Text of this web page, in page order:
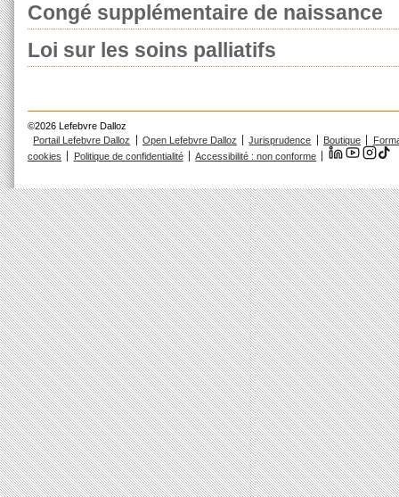
Congé supplémentaire de naissance
Loi sur les soins palliatifs
©2026 Lefebvre Dalloz
Portail Lefebvre Dalloz
Open Lefebvre Dalloz Jurisprudence Boutique
cookies
Politique de confidentialité Accessibilité : non conforme